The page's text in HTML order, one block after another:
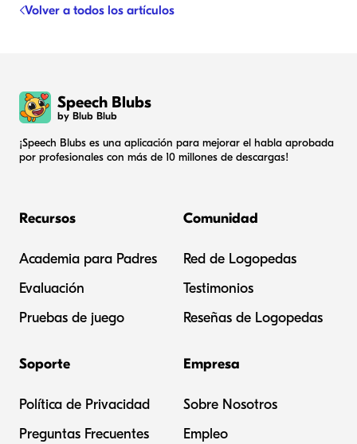
Volver a todos los artículos
Speech Blubs
by Blub Blub
¡Speech Blubs es una aplicación para mejorar el habla aprobada
por profesionales con más de 10 millones de descargas!
Recursos
Academia para Padres
Evaluación
Pruebas de juego
Comunidad
Red de Logopedas
Testimonios
Reseñas de Logopedas
Soporte
Política de Privacidad
Preguntas Frecuentes
Empresa
Sobre Nosotros
Empleo